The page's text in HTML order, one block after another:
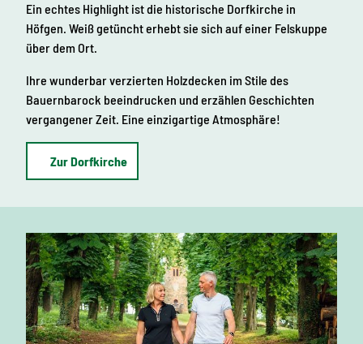
Ein echtes Highlight ist die historische Dorfkirche in
Höfgen. Weiß getüncht erhebt sie sich auf einer Felskuppe
über dem Ort.
Ihre wunderbar verzierten Holzdecken im Stile des
Bauernbarock beeindrucken und erzählen Geschichten
vergangener Zeit. Eine einzigartige Atmosphäre!
Zur Dorfkirche